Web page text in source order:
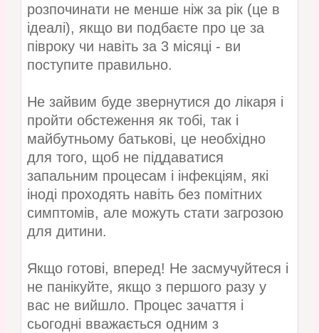
розпочинати не менше ніж за рік (це в
ідеалі), якщо ви подбаєте про це за
півроку чи навіть за 3 місяці - ви
поступите правильно.
Не зайвим буде звернутися до лікаря і
пройти обстеження як тобі, так і
майбутньому батькові, це необхідно
для того, щоб не піддаватися
запальним процесам і інфекціям, які
іноді проходять навіть без помітних
симптомів, але можуть стати загрозою
для дитини.
Якщо готові, вперед! Не засмучуйтеся і
не панікуйте, якщо з першого разу у
вас не вийшло. Процес зачаття і
сьогодні вважається одним з